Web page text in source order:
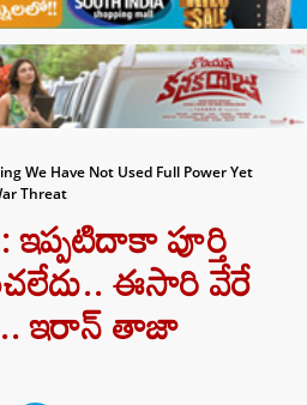
We Have Not Used Full Power Yet
Threat
ఇప్పటిదాకా పూర్తి
ఈసారి వేరే
ఇరాన్ తాజా